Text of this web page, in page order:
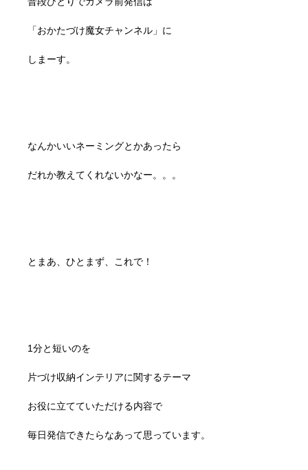
「おかたづけ魔女チャンネル」に
しまーす。
なんかいいネーミングとかあったら
だれか教えてくれないかなー。。。
とまあ、ひとまず、これで！
1分と短いのを
片づけ収納インテリアに関するテーマ
お役に立てていただける内容で
毎日発信できたらなあって思っています。